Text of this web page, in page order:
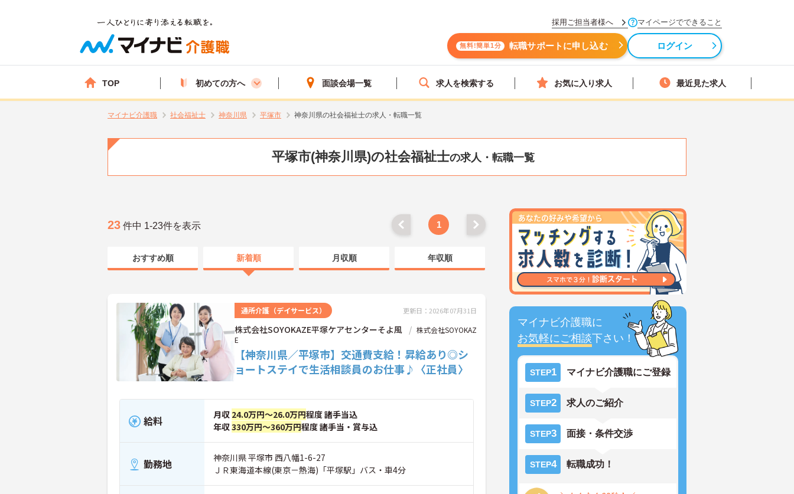
採用ご担当者様へ マイページでできること
無料!簡単1分 転職サポートに申し込む ログイン
TOP 初めての方へ 面談会場一覧 求人を検索する お気に入り求人 最近見た求人
マイナビ介護職 社会福祉士 神奈川県 平塚市 神奈川県の社会福祉士の求人・転職一覧
平塚市(神奈川県)の社会福祉士の求人・転職一覧
マイナビ介護職に
お気軽にご相談下さい！
STEP1 マイナビ介護職にご登録
STEP2 求人のご紹介
STEP3 面接・条件交渉
STEP4 転職成功！
23 件中 1-23件を表示 1
おすすめ順 新着順 月収順 年収順
通所介護（デイサービス） 更新日：2026年07月31日
株式会社SOYOKAZE平塚ケアセンターそよ風
株式会社SOYOKAZ
E
【神奈川県／平塚市】交通費支給！昇給あり◎シ
ョートステイで生活相談員のお仕事♪〈正社員〉
給料 月収 24.0万円～26.0万円程度 諸手当込
年収330万円～360万円程度 諸手当・賞与込
勤務地
神奈川県 平塚市 西八幡1-6-27
ＪＲ東海道本線(東京－熱海)「平塚駅」バス・車4分